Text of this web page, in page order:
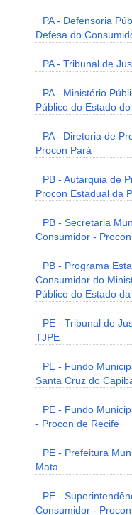
PA - Defensoria
Defesa do
PA - Tribunal de
PA - Ministério
Público do Estado
PA - Diretoria de
Procon Pará
PB - Autarquia de
Procon Estadual da
PB - Secretaria
Consumidor -
PB - Programa
Consumidor do
Público do Estado
PE - Tribunal de
TJPE
PE - Fundo
Santa Cruz do
PE - Fundo
- Procon de Recife
PE - Prefeitura
Mata
PE -
Consumidor -